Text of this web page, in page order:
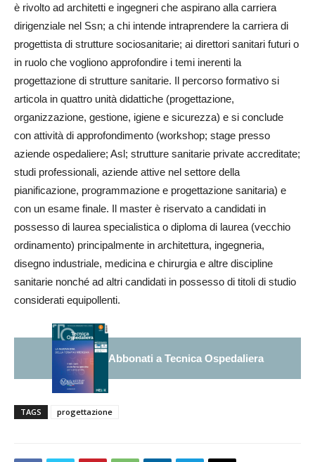
è rivolto ad architetti e ingegneri che aspirano alla carriera
dirigenziale nel Ssn; a chi intende intraprendere la carriera di
progettista di strutture sociosanitarie; ai direttori sanitari futuri o
in ruolo che vogliono approfondire i temi inerenti la
progettazione di strutture sanitarie. Il percorso formativo si
articola in quattro unità didattiche (progettazione,
organizzazione, gestione, igiene e sicurezza) e si conclude
con attività di approfondimento (workshop; stage presso
aziende ospedaliere; Asl; strutture sanitarie private accreditate;
studi professionali, aziende attive nel settore della
pianificazione, programmazione e progettazione sanitaria) e
con un esame finale. Il master è riservato a candidati in
possesso di laurea specialistica o diploma di laurea (vecchio
ordinamento) principalmente in architettura, ingegneria,
disegno industriale, medicina e chirurgia e altre discipline
sanitarie nonché ad altri candidati in possesso di titoli di studio
considerati equipollenti.
Abbonati a Tecnica Ospedaliera
TAGS progettazione